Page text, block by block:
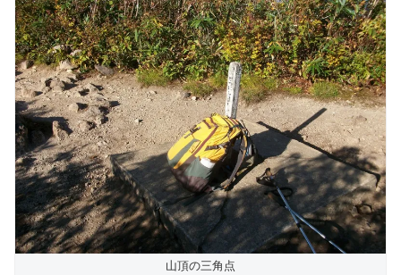
山頂の三角点